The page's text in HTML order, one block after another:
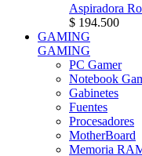
Aspiradora
$ 194.500
GAMING
GAMING
PC Gamer
Notebook
Gabinetes
Fuentes
Procesadores
MotherBoard
Memoria